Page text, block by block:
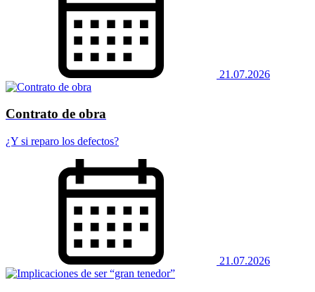
21.07.2026
Contrato de obra
¿Y si reparo los defectos?
21.07.2026